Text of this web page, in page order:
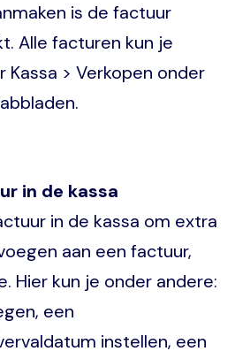
is de factuur
Alle facturen kun je
> Verkopen onder
in de kassa
in de kassa om extra
aan een factuur,
Hier kun je onder andere:
een
instellen, een